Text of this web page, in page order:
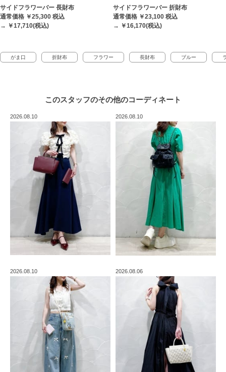
サイドフラワーバー 長財布
通常価格 ￥25,300 税込
→ ￥17,710(税込)
サイドフラワーバー 折財布
通常価格 ￥23,100 税込
→ ￥16,170(税込)
がま口 折財布 フラワー 長財布 ブルー
このスタッフのその他のコーディネート
2026.08.10 2026.08.10
2026.08.10 2026.08.06